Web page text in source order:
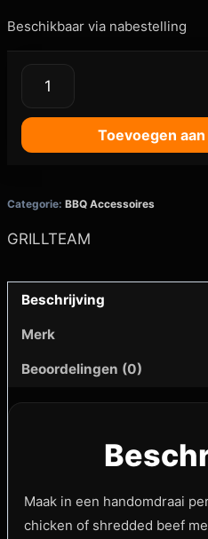
Beschikbaar via nabestelling
Toevoegen
Categorie: BBQ Accessoires
GRILLTEAM
Beschrijving
Merk
Beoordelingen (0)
Maak in een handomdraai
chicken of shredded beef